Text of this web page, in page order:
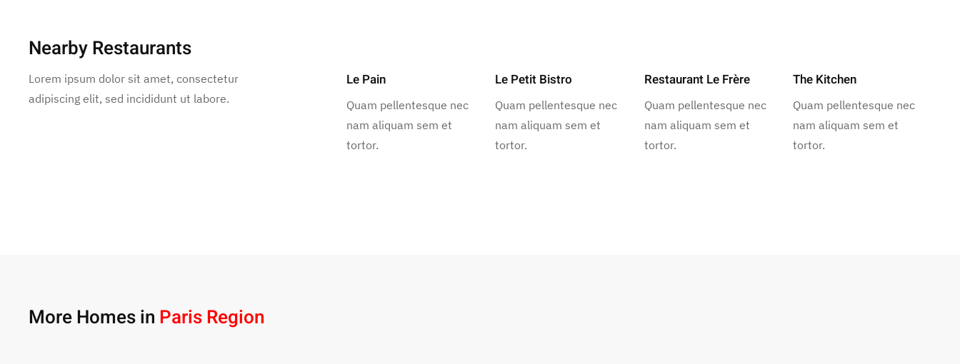
Nearby Restaurants
Lorem ipsum dolor sit amet, consectetur
adipiscing elit, sed incididunt ut labore.
Le Pain
Quam pellentesque nec
nam aliquam sem et
tortor.
Le Petit Bistro
Quam pellentesque nec
nam aliquam sem et
tortor.
Restaurant Le Frère
Quam pellentesque nec
nam aliquam sem et
tortor.
The Kitchen
Quam pellentesque nec
nam aliquam sem et
tortor.
More Homes in Paris Region